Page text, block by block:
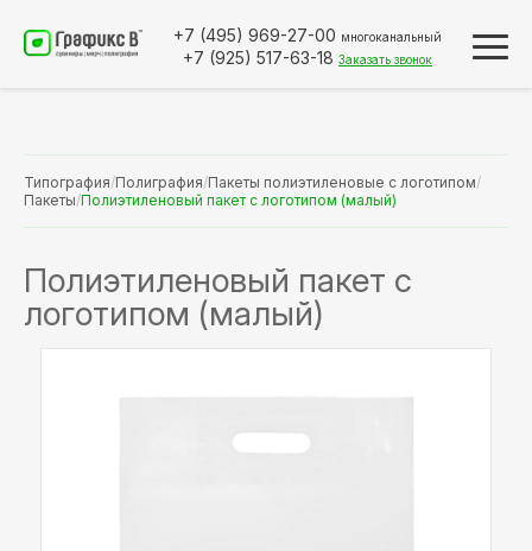
+7 (495) 969-27-00 многоканальный
+7 (925) 517-63-18 Заказать звонок
Типография/Полиграфия/Пакеты полиэтиленовые с логотипом/
Пакеты/Полиэтиленовый пакет с логотипом (малый)
Полиэтиленовый пакет с
логотипом (малый)